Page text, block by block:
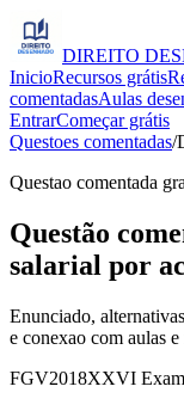
DIREITO
InicioRecursos grátis
comentadasAulas
EntrarComeçar grátis
Questoes comentadas/
Questao comentada
Questão
salarial por
Enunciado,
e conexao com aulas
FGV2018XXVI